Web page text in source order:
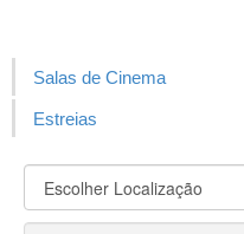
Salas de Cinema
Estreias